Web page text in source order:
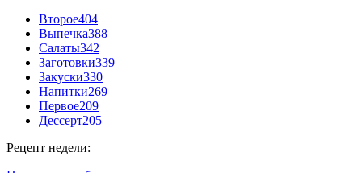
Второе404
Выпечка388
Салаты342
Заготовки339
Закуски330
Напитки269
Первое209
Дессерт205
Рецепт недели: